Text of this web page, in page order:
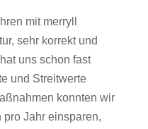
mit merryll
sehr korrekt und
uns schon fast
und Streitwerte
konnten wir
pro Jahr einsparen,